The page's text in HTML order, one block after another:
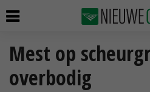
Mest op
overbodig